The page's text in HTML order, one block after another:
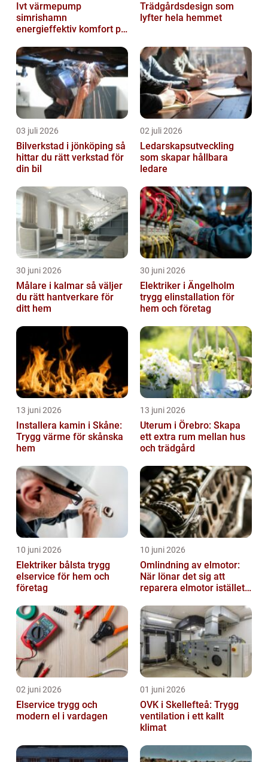
Ivt värmepump
simrishamn
energieffektiv komfort på
Trädgårdsdesign som
lyfter hela hemmet
03 juli 2026
Bilverkstad i jönköping så
hittar du rätt verkstad för
din bil
02 juli 2026
Ledarskapsutveckling
som skapar hållbara
ledare
30 juni 2026
Målare i kalmar så väljer
du rätt hantverkare för
ditt hem
30 juni 2026
Elektriker i Ängelholm
trygg elinstallation för
hem och företag
13 juni 2026
Installera kamin i Skåne:
Trygg värme för skånska
hem
13 juni 2026
Uterum i Örebro: Skapa
ett extra rum mellan hus
och trädgård
10 juni 2026
Elektriker bålsta trygg
elservice för hem och
företag
10 juni 2026
Omlindning av elmotor:
När lönar det sig att
reparera elmotor istället
02 juni 2026
Elservice trygg och
modern el i vardagen
01 juni 2026
OVK i Skellefteå: Trygg
ventilation i ett kallt
klimat